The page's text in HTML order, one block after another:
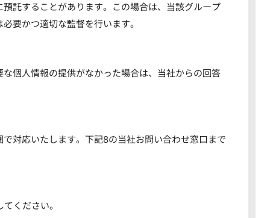
託することがあります。この場合は、当該グループ
要かつ適切な監督を行います。
個人情報の提供がなかった場合は、当社からの回答
対応いたします。下記8の当社お問い合わせ窓口まで
ください。